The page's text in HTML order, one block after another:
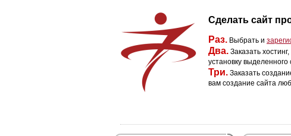
Сделать сайт
Раз. Выбрать и
Два. Заказать
установку выделенного
Три. Заказать
вам создание сайта